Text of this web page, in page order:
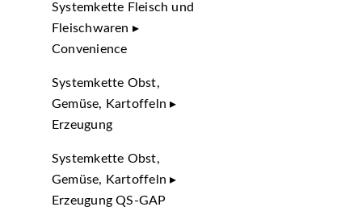
Systemkette Fleisch und
Fleischwaren ▸
Convenience
Systemkette Obst,
Gemüse, Kartoffeln ▸
Erzeugung
Systemkette Obst,
Gemüse, Kartoffeln ▸
Erzeugung QS-GAP